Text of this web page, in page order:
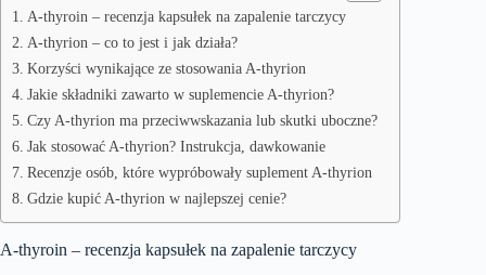
A-thyroin – recenzja kapsułek na zapalenie tarczycy
A-thyrion – co to jest i jak działa?
Korzyści wynikające ze stosowania A-thyrion
Jakie składniki zawarto w suplemencie A-thyrion?
Czy A-thyrion ma przeciwwskazania lub skutki uboczne?
Jak stosować A-thyrion? Instrukcja, dawkowanie
Recenzje osób, które wypróbowały suplement A-thyrion
Gdzie kupić A-thyrion w najlepszej cenie?
A-thyroin – recenzja kapsułek na zapalenie tarczycy